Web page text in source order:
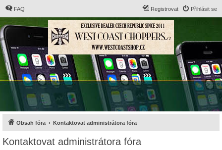
FAQ Přihlásit se
Registrovat
Obsah fóra Kontaktovat administrátora fóra
Kontaktovat administrátora fóra